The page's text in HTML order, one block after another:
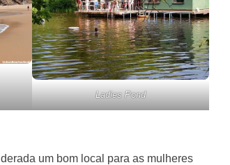
Ladies Pond
um bom local para as mulheres